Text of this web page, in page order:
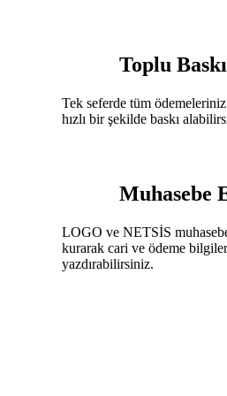
Toplu
Tek seferde tüm
hızlı bir şekilde baskı
Muhasebe
LOGO ve NETSİS
kurarak cari ve ödeme
yazdırabilirsiniz.